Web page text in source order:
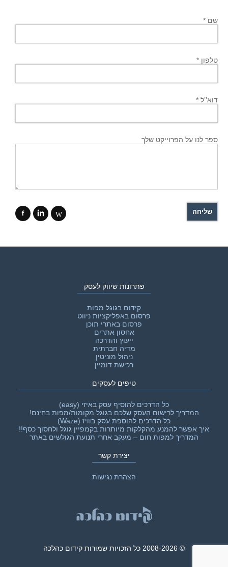
שם *
טלפון *
דוא’’ל *
ספר לנו על הפרוייקט שלך
f i W
פתרונות שיווק לעסק
קידום בגוגל מפות
פרסום באפליקציות ניווט
פרסום באתרי תוכן
אחסון אתרים
ייעוץ והדרכה
מדיה חברתית
ניהול מוניטין
רכישת דומיין
טיפים לעסקים
כל הדרכים להוסיף עסק באיזי (easy)
המדריך לרישום העסק שלכם בגוגל מקומות/מפות בחינם!
כל הדרכים להוספת עסק בוויז (Waze)
איך אפשר להמנע מהקלקות מיותרות בקמפיין גוגל ולחסוך כסף!!‎
המדריך למפות חום – מעקב אחרי תנועת הגולשים באתר
יצירת קשר
הצהרת נגישות
© 2008-2026 כל הזכויות שמורות קידום כהלכה